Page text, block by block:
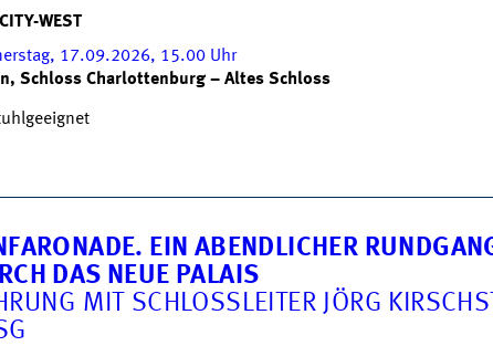
WEST
17.09.2026, 15.00 Uhr
Schloss Charlottenburg – Altes Schloss
EIN ABENDLICHER
DAS NEUE PALAIS
MIT SCHLOSSLEITER JÖRG